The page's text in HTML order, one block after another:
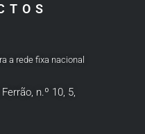
a rede fixa nacional
n.º 10, 5,